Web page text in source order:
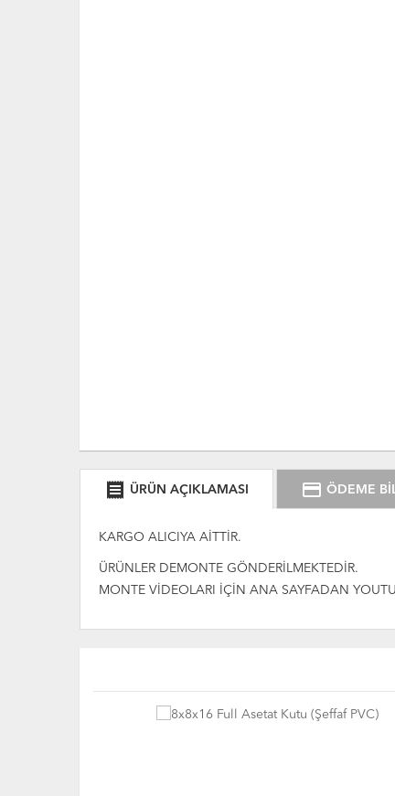
receipt ÜRÜN AÇIKLAMASI credit_card ÖDEME
KARGO ALICIYA AİTTİR.
ÜRÜNLER DEMONTE GÖNDERİLMEKTEDİR.
MONTE VİDEOLARI İÇİN ANA SAYFADAN